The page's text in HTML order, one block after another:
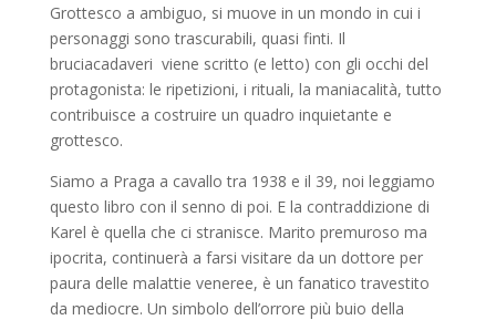
Grottesco a ambiguo, si muove in un mondo in cui i
personaggi sono trascurabili, quasi finti. Il
bruciacadaveri viene scritto (e letto) con gli occhi del
protagonista: le ripetizioni, i rituali, la maniacalità, tutto
contribuisce a costruire un quadro inquietante e
grottesco.
Siamo a Praga a cavallo tra 1938 e il 39, noi leggiamo
questo libro con il senno di poi. E la contraddizione di
Karel è quella che ci stranisce. Marito premuroso ma
ipocrita, continuerà a farsi visitare da un dottore per
paura delle malattie veneree, è un fanatico travestito
da mediocre. Un simbolo dell’orrore più buio della